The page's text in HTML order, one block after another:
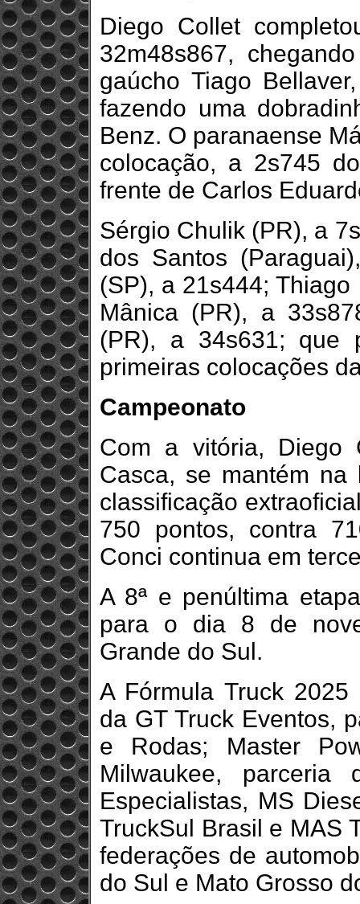
Diego Collet
32m48s867,
gaúcho Tiago
fazendo uma
Benz. O paranaense
colocação, a 2s745
frente de Carlos
Sérgio Chulik (PR), a
dos Santos
(SP), a 21s444;
Mânica (PR), a
(PR), a 34s631; que
primeiras colocações
Campeonato
Com a vitória, Diego
Casca, se mantém na
classificação
750 pontos, contra
Conci continua em
A 8ª e penúltima
para o dia 8 de
Grande do Sul.
A Fórmula Truck
da GT Truck Eventos,
e Rodas; Master
Milwaukee,
Especialistas, MS
TruckSul Brasil e MAS
federações de
do Sul e Mato Grosso